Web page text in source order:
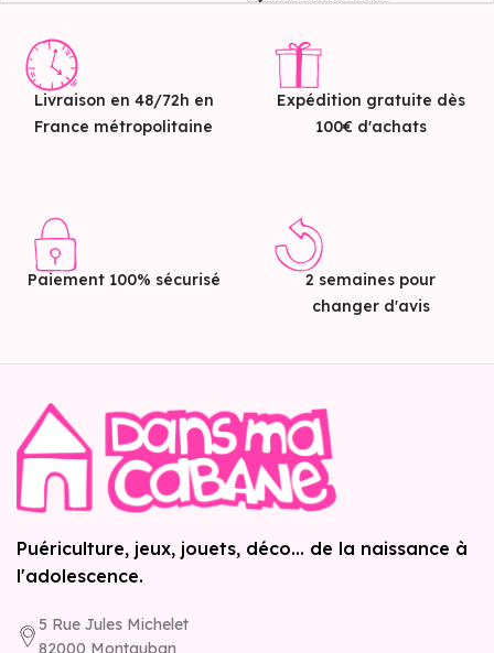
Livraison en 48/72h en
France métropolitaine
Expédition gratuite dès
100€ d'achats
Paiement 100% sécurisé
2 semaines pour
changer d'avis
Puériculture, jeux, jouets, déco... de la naissance à
l'adolescence.
5 Rue Jules Michelet
82000 Montauban